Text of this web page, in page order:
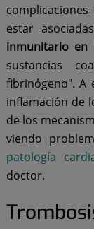
estar
inmunitario
sustancias
fibrinógeno". A
inflamación de
de los
viendo
patología
doctor.